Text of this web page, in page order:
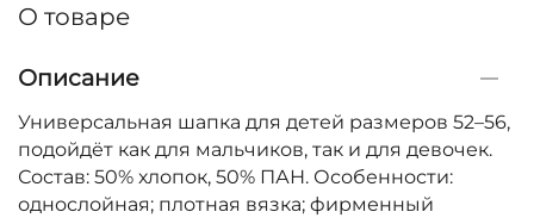
О товаре
Описание
Универсальная шапка для детей размеров 52–56,
подойдёт как для мальчиков, так и для девочек.
Состав: 50% хлопок, 50% ПАН. Особенности:
однослойная; плотная вязка; фирменный